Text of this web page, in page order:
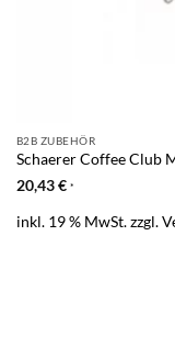
B2B ZUBEHÖR
Schaerer Coffee Club
20,43€ *
inkl. 19 % MwSt.zzgl.